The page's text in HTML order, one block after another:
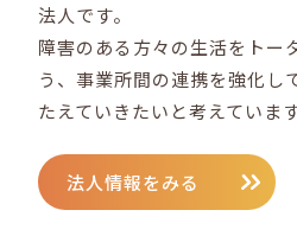
法人です。
障害のある方々の生活をトー
う、事業所間の連携を強化し
たえていきたいと考えています
法人情報をみる